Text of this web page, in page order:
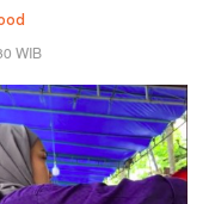
WIB